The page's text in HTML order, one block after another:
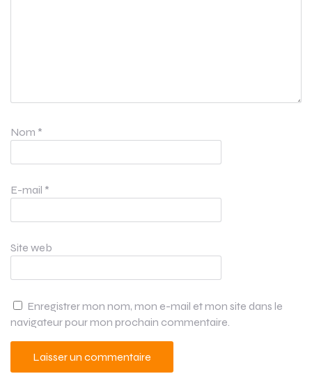
Nom *
E-mail *
Site web
Enregistrer mon nom, mon e-mail et mon site dans le
navigateur pour mon prochain commentaire.